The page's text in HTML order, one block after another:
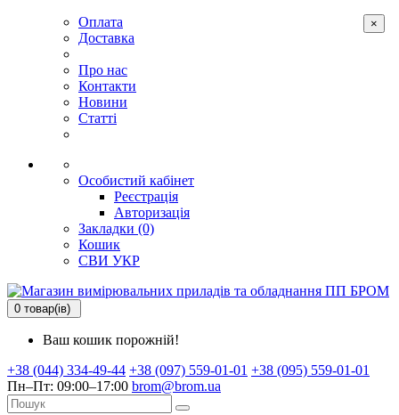
Оплата
Доставка
Про нас
Контакти
Новини
Статті
Особистий кабінет
Реєстрація
Авторизація
Закладки (0)
Кошик
СВИ УКР
0 товар(ів)
Ваш кошик порожній!
+38 (044) 334-49-44 +38 (097) 559-01-01 +38 (095) 559-01-01
Пн–Пт: 09:00–17:00 brom@brom.ua
×